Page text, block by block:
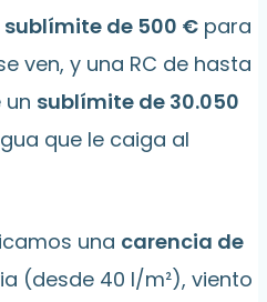
sublímite de 500 € para
ven, y una RC de hasta
un sublímite de 30.050
que le caiga al
una carencia de
(desde 40 l/m²), viento